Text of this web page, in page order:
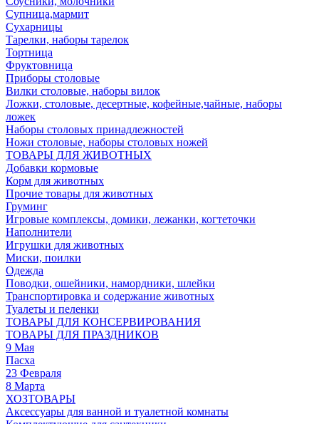
Супница,мармит
Сухарницы
Тарелки, наборы тарелок
Тортница
Фруктовница
Приборы столовые
Вилки столовые, наборы вилок
Ложки, столовые, десертные, кофейные,чайные, наборы
ложек
Наборы столовых принадлежностей
Ножи столовые, наборы столовых ножей
ТОВАРЫ ДЛЯ ЖИВОТНЫХ
Добавки кормовые
Корм для животных
Прочие товары для животных
Груминг
Игровые комплексы, домики, лежанки, когтеточки
Наполнители
Игрушки для животных
Миски, поилки
Одежда
Поводки, ошейники, намордники, шлейки
Транспортировка и содержание животных
Туалеты и пеленки
ТОВАРЫ ДЛЯ КОНСЕРВИРОВАНИЯ
ТОВАРЫ ДЛЯ ПРАЗДНИКОВ
9 Мая
Пасха
23 Февраля
8 Марта
ХОЗТОВАРЫ
Аксессуары для ванной и туалетной комнаты